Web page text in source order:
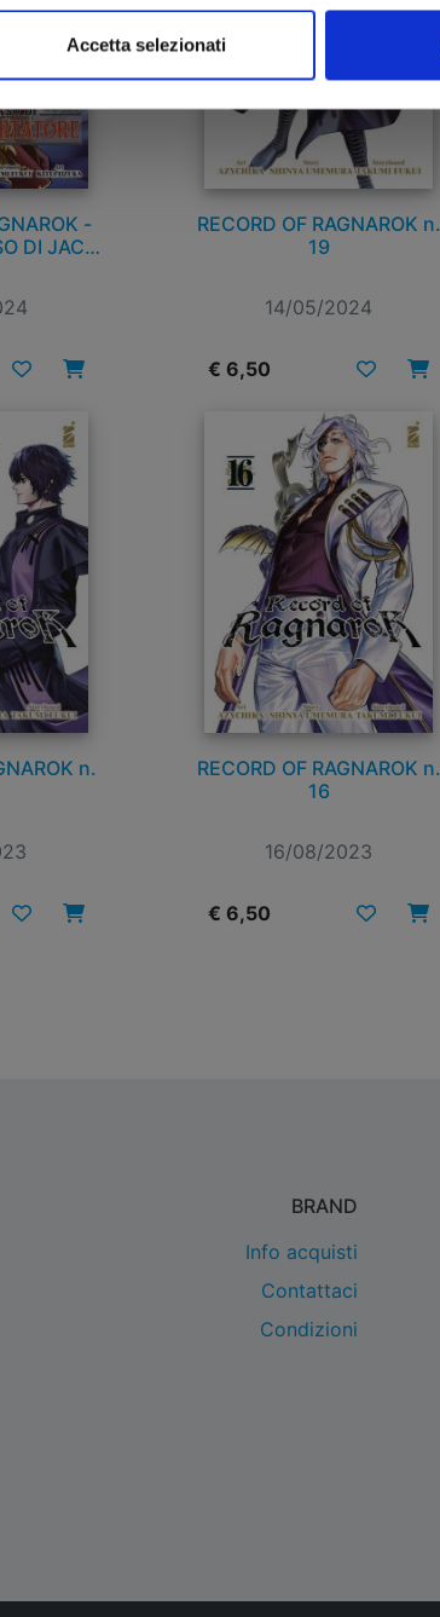
Accetta selezionati
-
DI JACK
RECORD OF RAGNAROK n.
19
14/05/2024
€ 6,50
n.
RECORD OF RAGNAROK n.
16
16/08/2023
€ 6,50
BRAND
Info acquisti
Contattaci
Condizioni